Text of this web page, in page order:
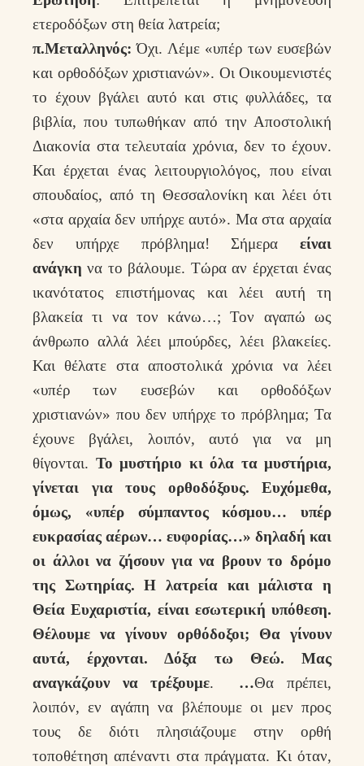
ετεροδόξων στη θεία λατρεία;
π.Μεταλληνός: Όχι. Λέμε «υπέρ των ευσεβών
και ορθοδόξων χριστιανών». Οι Οικουμενιστές
το έχουν βγάλει αυτό και στις φυλλάδες, τα
βιβλία, που τυπωθήκαν από την Αποστολική
Διακονία στα τελευταία χρόνια, δεν το έχουν.
Και έρχεται ένας λειτουργιολόγος, που είναι
σπουδαίος, από τη Θεσσαλονίκη και λέει ότι
«στα αρχαία δεν υπήρχε αυτό». Μα στα αρχαία
δεν υπήρχε πρόβλημα! Σήμερα είναι
ανάγκη να το βάλουμε. Τώρα αν έρχεται ένας
ικανότατος επιστήμονας και λέει αυτή τη
βλακεία τι να τον κάνω…; Τον αγαπώ ως
άνθρωπο αλλά λέει μπούρδες, λέει βλακείες.
Και θέλατε στα αποστολικά χρόνια να λέει
«υπέρ των ευσεβών και ορθοδόξων
χριστιανών» που δεν υπήρχε το πρόβλημα; Τα
έχουνε βγάλει, λοιπόν, αυτό για να μη
θίγονται. Το μυστήριο κι όλα τα μυστήρια,
γίνεται για τους ορθοδόξους. Ευχόμεθα,
όμως, «υπέρ σύμπαντος κόσμου… υπέρ
ευκρασίας αέρων… ευφορίας…» δηλαδή και
οι άλλοι να ζήσουν για να βρουν το δρόμο
της Σωτηρίας. Η λατρεία και μάλιστα η
Θεία Ευχαριστία, είναι εσωτερική υπόθεση.
Θέλουμε να γίνουν ορθόδοξοι; Θα γίνουν
αυτά, έρχονται. Δόξα τω Θεώ. Μας
αναγκάζουν να τρέξουμε. …Θα πρέπει,
λοιπόν, εν αγάπη να βλέπουμε οι μεν προς
τους δε διότι πλησιάζουμε στην ορθή
τοποθέτηση απέναντι στα πράγματα. Κι όταν,